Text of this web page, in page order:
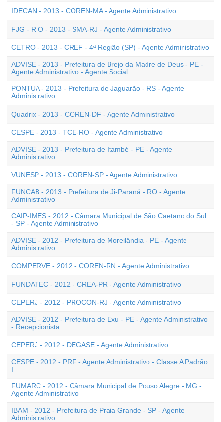
IDECAN - 2013 - COREN-MA - Agente Administrativo
FJG - RIO - 2013 - SMA-RJ - Agente Administrativo
CETRO - 2013 - CREF - 4ª Região (SP) - Agente Administrativo
ADVISE - 2013 - Prefeitura de Brejo da Madre de Deus - PE -
Agente Administrativo - Agente Social
PONTUA - 2013 - Prefeitura de Jaguarão - RS - Agente
Administrativo
Quadrix - 2013 - COREN-DF - Agente Administrativo
CESPE - 2013 - TCE-RO - Agente Administrativo
ADVISE - 2013 - Prefeitura de Itambé - PE - Agente
Administrativo
VUNESP - 2013 - COREN-SP - Agente Administrativo
FUNCAB - 2013 - Prefeitura de Ji-Paraná - RO - Agente
Administrativo
CAIP-IMES - 2012 - Câmara Municipal de São Caetano do Sul
- SP - Agente Administrativo
ADVISE - 2012 - Prefeitura de Moreilândia - PE - Agente
Administrativo
COMPERVE - 2012 - COREN-RN - Agente Administrativo
FUNDATEC - 2012 - CREA-PR - Agente Administrativo
CEPERJ - 2012 - PROCON-RJ - Agente Administrativo
ADVISE - 2012 - Prefeitura de Exu - PE - Agente Administrativo
- Recepcionista
CEPERJ - 2012 - DEGASE - Agente Administrativo
CESPE - 2012 - PRF - Agente Administrativo - Classe A Padrão
I
FUMARC - 2012 - Câmara Municipal de Pouso Alegre - MG -
Agente Administrativo
IBAM - 2012 - Prefeitura de Praia Grande - SP - Agente
Administrativo